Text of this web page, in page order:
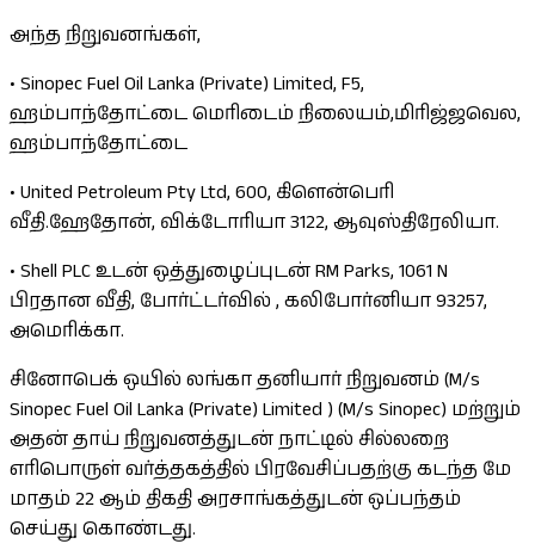
அந்த நிறுவனங்கள்,
• Sinopec Fuel Oil Lanka (Private) Limited, F5,
ஹம்பாந்தோட்டை மெரிடைம் நிலையம்,மிரிஜ்ஜவெல,
ஹம்பாந்தோட்டை
• United Petroleum Pty Ltd, 600, கிளென்பெரி
வீதி.ஹேதோன், விக்டோரியா 3122, ஆவுஸ்திரேலியா.
• Shell PLC உடன் ஒத்துழைப்புடன் RM Parks, 1061 N
பிரதான வீதி, போர்ட்டர்வில் , கலிபோர்னியா 93257,
அமெரிக்கா.
சினோபெக் ஒயில் லங்கா தனியார் நிறுவனம் (M/s
Sinopec Fuel Oil Lanka (Private) Limited ) (M/s Sinopec) மற்றும்
அதன் தாய் நிறுவனத்துடன் நாட்டில் சில்லறை
எரிபொருள் வர்த்தகத்தில் பிரவேசிப்பதற்கு கடந்த மே
மாதம் 22 ஆம் திகதி அரசாங்கத்துடன் ஒப்பந்தம்
செய்து கொண்டது.